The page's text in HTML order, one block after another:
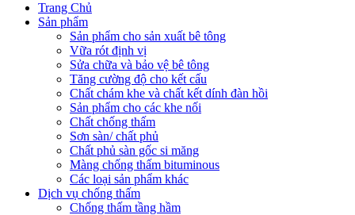
Trang Chủ
Sản phẩm
Sản phẩm cho sản xuất bê tông
Vữa rót định vị
Sửa chữa và bảo vệ bê tông
Tăng cường độ cho kết cấu
Chất chám khe và chất kết dính đàn hồi
Sản phẩm cho các khe nối
Chất chống thấm
Sơn sàn/ chất phủ
Chất phủ sàn gốc si măng
Màng chống thấm bituminous
Các loại sản phẩm khác
Dịch vụ chống thấm
Chống thấm tầng hầm